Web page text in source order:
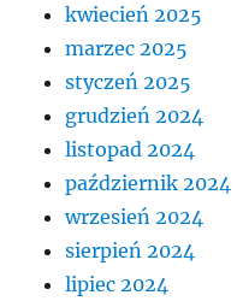
kwiecień 2025
marzec 2025
styczeń 2025
grudzień 2024
listopad 2024
październik 2024
wrzesień 2024
sierpień 2024
lipiec 2024